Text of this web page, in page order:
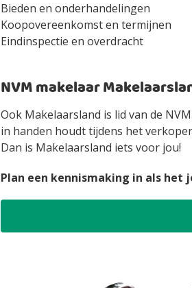
Bieden en onderhandelingen
Koopovereenkomst en termijnen
Eindinspectie en overdracht
NVM makelaar
Ook Makelaarsland is lid van de
in handen houdt tijdens het
Dan is Makelaarsland iets voor jou!
Plan een kennismaking in als